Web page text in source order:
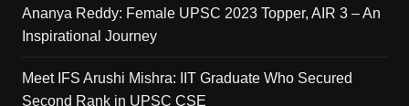
Ananya Reddy: Female UPSC 2023 Topper, AIR 3 – An
Inspirational Journey
Meet IFS Arushi Mishra: IIT Graduate Who Secured
Second Rank in UPSC CSE